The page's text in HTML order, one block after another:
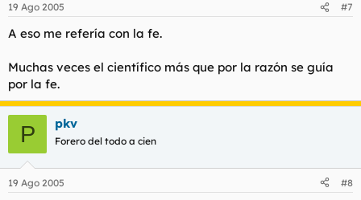
19 Ago 2005 #7
A eso me refería con la fe.
Muchas veces el científico más que por la razón se guía
por la fe.
P pkv
Forero del todo a cien
19 Ago 2005 #8